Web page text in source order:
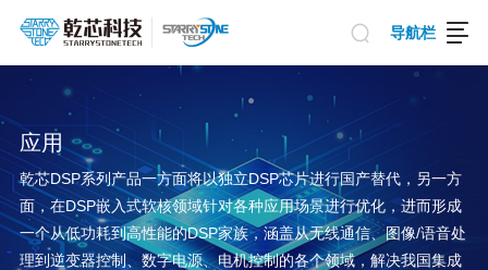
导航栏
应用
乾芯DSP系列产品一方面将以独立DSP芯片进行国产替代，另一方
面，在DSP嵌入式软核领域针对各种应用场景进行优化，进而形成
一个从低功耗到高性能的DSP家族，涵盖从无线通信、图像/语音处
理到逆变器控制、数字电源、电机控制的各个领域，解决我国集成